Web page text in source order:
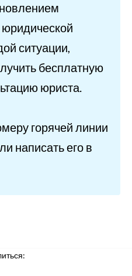
юридической
ситуации,
бесплатную
юриста.
горячей линии
написать его в